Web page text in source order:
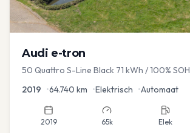
Audi e-tron
50 Quattro S-Line Black 71 kWh / 100% SOH
2019 •64.740 km •Elektrisch •Automaat
2019 65k Elek